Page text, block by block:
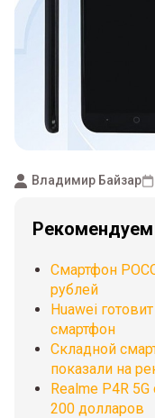
Владимир Байзар
Смартфон
рублей
Huawei
смартфон
Складной
показали на
Realme P4R
200 долларов